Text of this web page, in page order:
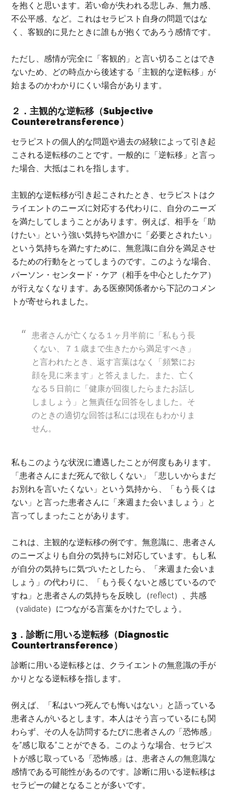
を抱くと思います。若い命が失われる悲しみ、無力感、
不公平感、など。これはセラピスト自身の問題ではな
く、客観的に見たときに誰もが抱くであろう感情です。
ただし、感情が完全に「客観的」と言い切ることはでき
ないため、どの時点から後述する「主観的な逆転移」が
始まるのかわかりにくい場合があります。
２．主観的な逆転移（Subjective
Counteretransference）
セラピストの個人的な問題や過去の経験によって引き起
こされる逆転移のことです。一般的に「逆転移」と言っ
た場合、大抵はこれを指します。
主観的な逆転移が引き起こされたとき、セラピストはク
ライエントのニーズに対応する代わりに、自分のニーズ
を満たしてしまうことがあります。例えば、相手を「助
けたい」という強い気持ちや誰かに「必要とされたい」
という気持ちを満たすために、無意識に自分を満足させ
るための行動をとってしまうのです。このような場合、
パーソン・センタード・ケア（相手を中心としたケア）
が行えなくなります。ある医療関係者から下記のコメン
トが寄せられました。
患者さんが亡くなる１ヶ月半前に「私もう長
くない、７１歳まで生きたから満足すべき」
と言われたとき、返す言葉はなく「頻繁にお
顔を見に来ます」と答えました。また、亡く
なる５日前に「健康が回復したらまたお話し
しましょう」と無責任な回答をしました。そ
のときの適切な回答は私には現在もわかりま
せん。
私もこのような状況に遭遇したことが何度もあります。
「患者さんにまだ死んで欲しくない」「悲しいからまだ
お別れを言いたくない」という気持から、「もう長くは
ない」と言った患者さんに「来週また会いましょう」と
言ってしまったことがあります。
これは、主観的な逆転移の例です。無意識に、患者さん
のニーズよりも自分の気持ちに対応しています。
もし私
が自分の気持ちに気づいたとしたら、「来週また会いま
しょう」の代わりに、「もう長くないと感じているので
すね」と患者さんの気持ちを反映し（reflect）、共感
（validate）につながる言葉をかけたでしょう。
3．診断に用いる逆転移（Diagnostic
Countertransference）
診断に用いる逆転移とは、クライエントの無意識の手が
かりとなる逆転移を指します。
例えば、「私はいつ死んでも悔いはない」と語っている
患者さんがいるとします。本人はそう言っているにも関
わらず、その人を訪問するたびに患者さんの「恐怖感」
を”感じ取る”ことができる。このような場合、セラピス
トが感じ取っている「恐怖感」は、患者さんの無意識な
感情である可能性があるのです。診断に用いる逆転移は
セラピーの鍵となることが多いです。